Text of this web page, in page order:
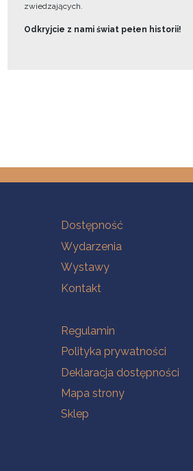
zwiedzających.
Odkryjcie z nami świat pełen historii!
Na skróty
Dostępność
Wydarzenia
Wystawy
Kontakt
Na skróty
Regulamin
Polityka prywatności
Deklaracja dostępności
Mapa strony
Sklep